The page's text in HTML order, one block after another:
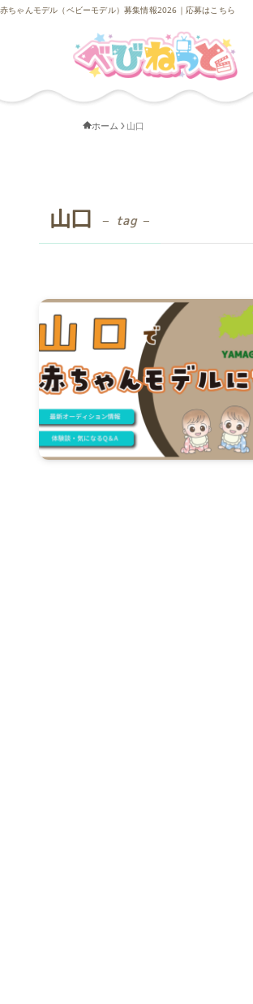
赤ちゃんモデル（ベビーモデル）募集情報2026｜応募はこちら
ホーム 山口
山口 – tag –